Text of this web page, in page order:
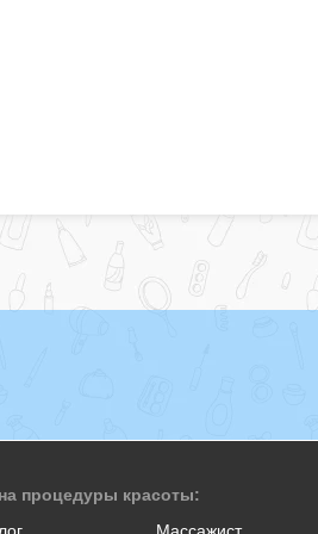
процедуры красоты:
Массажист